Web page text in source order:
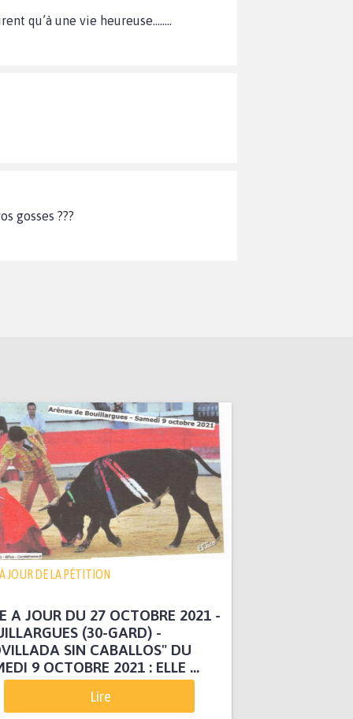
qu’à une vie heureuse……..
gosses ???
JOUR DE LA PÉTITION
A JOUR DU 27 OCTOBRE 2021 -
(30-GARD) -
SIN CABALLOS" DU
9 OCTOBRE 2021 : ELLE ...
Lire